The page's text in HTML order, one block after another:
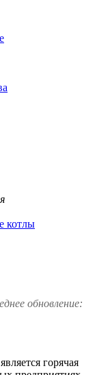
котлы
обновление:
горячая